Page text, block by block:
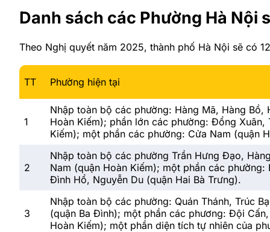
Danh sách các Phường Hà Nội
Theo Nghị quyết năm 2025, thành phố Hà Nội sẽ có
TT Phường hiện tại
1
Nhập toàn bộ các phường: Hàng Mã, Hàng
Hoàn Kiếm); phần lớn các phường: Đổng
Kiếm); một phần các phường: Cửa Nam (quận
2
Nhập toàn bộ các phường Trần Hưng Đạo,
Nam (quận Hoàn Kiếm); một phần các
Đình Hổ, Nguyễn Du (quận Hai Bà Trưng).
3
Nhập toàn bộ các phường: Quán Thánh, Trúc
(quận Ba Đình); một phần các phương: Đội
Hoàn Kiếm); một phần diện tích tự nhiên của